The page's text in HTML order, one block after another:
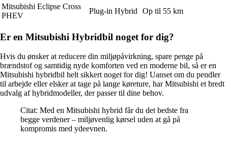
Mitsubishi Eclipse Cross
PHEV
Plug-in Hybrid Op til 55 km
Er en Mitsubishi Hybridbil noget for dig?
Hvis du ønsker at reducere din miljøpåvirkning, spare penge på
brændstof og samtidig nyde komforten ved en moderne bil, så er en
Mitsubishi hybridbil helt sikkert noget for dig! Uanset om du pendler
til arbejde eller elsker at tage på lange køreture, har Mitsubishi et bredt
udvalg af hybridmodeller, der passer til dine behov.
Citat: Med en Mitsubishi hybrid får du det bedste fra
begge verdener – miljøvenlig kørsel uden at gå på
kompromis med ydeevnen.